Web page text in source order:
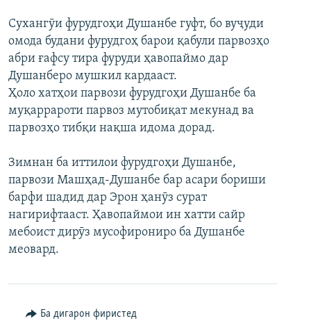
ПАЙГИРӢ КУНЕД
Сухангӯи фурудгоҳи Душанбе гуфт, бо вуҷуди
омода будани фурудгоҳ барои қабули парвозҳо
абри ғафсу тира фуруди ҳавопаймо дар
Душанберо мушкил кардааст.
Ҳоло хатҳои парвози фурудгоҳи Душанбе ба
муқаррароти парвоз мутобиқат мекунад ва
парвозҳо тибқи нақша идома дорад.
Зимнан ба иттилои фурудгоҳи Душанбе,
парвози Машҳад-Душанбе бар асари бориши
барфи шадид дар Эрон ҳанӯз сурат
нагирифтааст. Ҳавопаймои ин хатти сайр
мебоист дирӯз мусофирониро ба Душанбе
меовард.
Ба дигарон фиристед